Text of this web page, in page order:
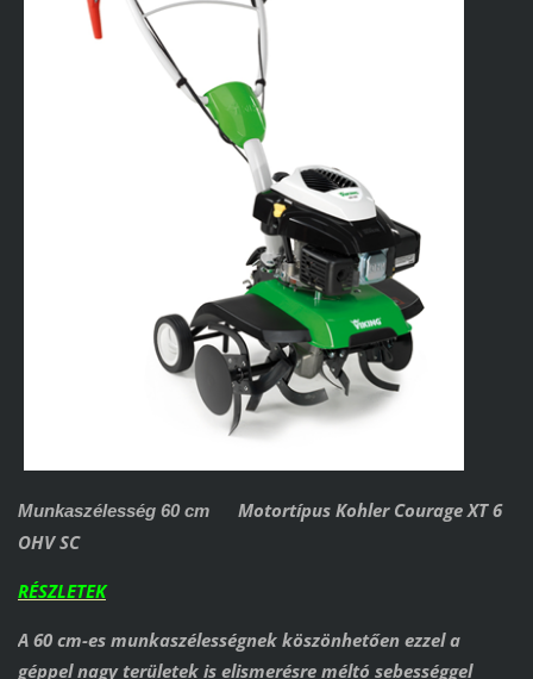
Munkaszélesség 60 cm
Motortípus Kohler Courage XT 6
OHV SC
RÉSZLETEK
A 60 cm-es munkaszélességnek köszönhetően ezzel a
géppel nagy területek is elismerésre méltó sebességgel